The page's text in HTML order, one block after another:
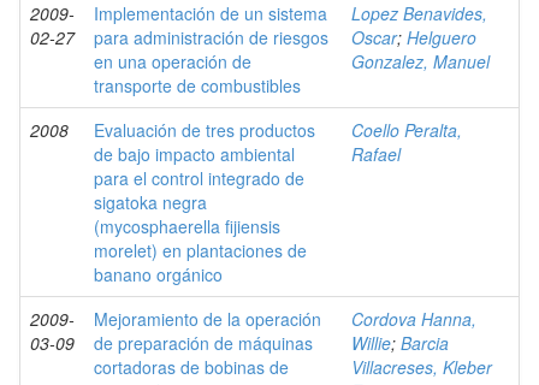
2009-
02-27
Implementación de un sistema
para administración de riesgos
en una operación de
transporte de combustibles
Lopez Benavides,
Oscar; Helguero
Gonzalez, Manuel
2008
Evaluación de tres productos
de bajo impacto ambiental
para el control integrado de
sigatoka negra
(mycosphaerella fijiensis
morelet) en plantaciones de
banano orgánico
Coello Peralta,
Rafael
2009-
03-09
Mejoramiento de la operación
de preparación de máquinas
cortadoras de bobinas de
Cordova Hanna,
Willie; Barcia
Villacreses, Kleber